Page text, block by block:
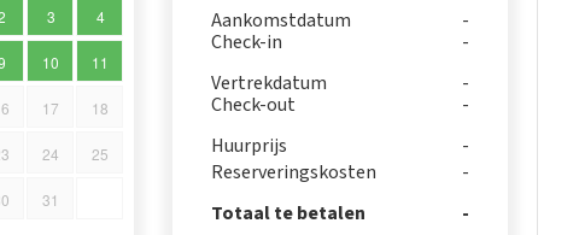
3 4
10 11
17 18
24 25
31
Aankomstdatum
Check-in
Vertrekdatum
Check-out
Huurprijs
Reserveringskosten
Totaal te betalen